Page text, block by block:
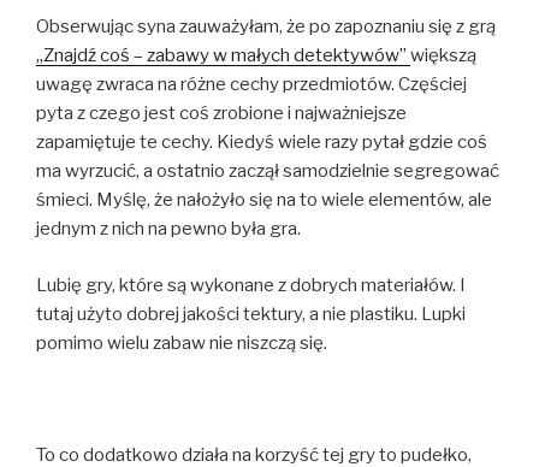
Obserwując syna zauważyłam, że po zapoznaniu się z grą
„Znajdź coś – zabawy w małych detektywów” większą
uwagę zwraca na różne cechy przedmiotów. Częściej
pyta z czego jest coś zrobione i najważniejsze
zapamiętuje te cechy. Kiedyś wiele razy pytał gdzie coś
ma wyrzucić, a ostatnio zaczął samodzielnie segregować
śmieci. Myślę, że nałożyło się na to wiele elementów, ale
jednym z nich na pewno była gra.
Lubię gry, które są wykonane z dobrych materiałów. I
tutaj użyto dobrej jakości tektury, a nie plastiku. Lupki
pomimo wielu zabaw nie niszczą się.
To co dodatkowo działa na korzyść tej gry to pudełko,